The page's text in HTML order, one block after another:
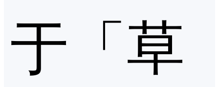
于「草